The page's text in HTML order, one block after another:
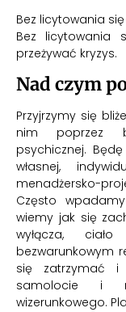
Bez licytowania
Bez
przeżywać kryzys.
Nad czym
Przyjrzymy się
nim poprzez
psychicznej.
własnej,
menadżersko-
Często
wiemy jak się
wyłącza,
bezwarunkowym
się zatrzymać
samolocie i
wizerunkowego.